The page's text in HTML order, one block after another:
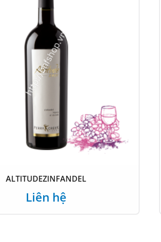
ALTITUDEZINFANDEL
Liên hệ